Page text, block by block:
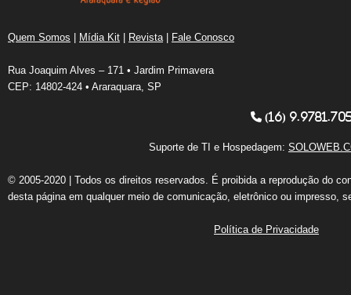
Quem Somos | Mídia Kit | Revista | Fale Conosco
Rua Joaquim Alves – 171 • Jardim Primavera
CEP: 14802-424 • Araraquara, SP
(16)
Suporte de TI e Hospedagem:
© 2005-2020 | Todos os direitos reservados. É proibida a reprodução do
desta página em qualquer meio de comunicação, eletrônico ou impresso,
Política de Privacidade